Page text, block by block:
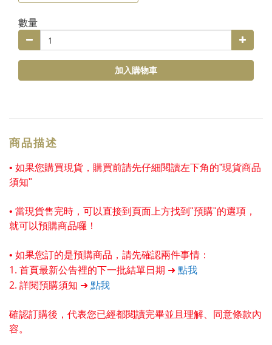
數量
加入購物車
商品描述
• 如果您購買現貨，購買前請先仔細閱讀左下角的”現貨商品
須知"
• 當現貨售完時，可以直接到頁面上方找到"預購"的選項，
就可以預購商品囉！
• 如果您訂的是預購商品，請先確認兩件事情：
1. 首頁最新公告裡的下一批結單日期 ➜點我
2. 詳閱預購須知 ➜點我
確認訂購後，代表您已經都閱讀完畢並且理解、同意條款內
容。